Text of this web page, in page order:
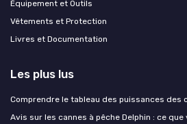
Équipement et Outils
Vêtements et Protection
Livres et Documentation
Les plus lus
Comprendre le tableau des puissances des
Avis sur les cannes à pêche Delphin : ce